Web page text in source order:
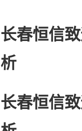
长春恒信
析
长春恒信